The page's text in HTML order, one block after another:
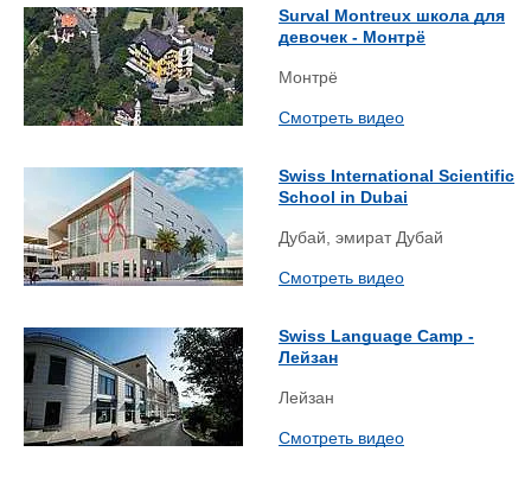
Surval Montreux школа для
девочек - Монтрё
Монтрё
Смотреть видео
Swiss International Scientific
School in Dubai
Дубай, эмират Дубай
Смотреть видео
Swiss Language Camp -
Лейзан
Лейзан
Смотреть видео